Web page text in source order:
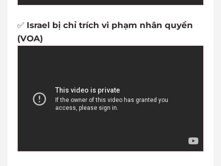
✅ Israel bị chỉ trích vi phạm nhân quyền
(VOA)